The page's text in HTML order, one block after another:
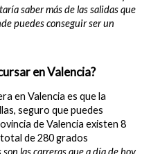
saber más de las salidas que
puedes conseguir ser un
en Valencia?
en Valencia es que la
seguro que puedes
de Valencia existen 8
de 280 grados
las carreras que a día de hoy